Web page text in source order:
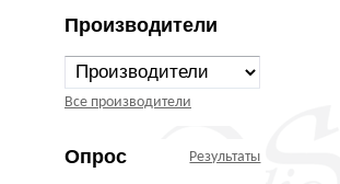
Производители
Все производители
Опрос Результаты